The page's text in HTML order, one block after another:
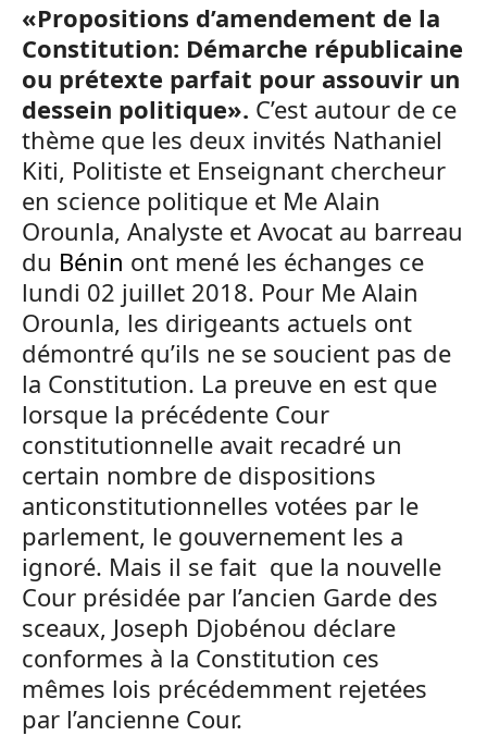
«Propositions d’amendement de la
Constitution: Démarche républicaine
ou prétexte parfait pour assouvir un
dessein politique». C’est autour de ce
thème que les deux invités Nathaniel
Kiti, Politiste et Enseignant chercheur
en science politique et Me Alain
Orounla, Analyste et Avocat au barreau
du Bénin ont mené les échanges ce
lundi 02 juillet 2018. Pour Me Alain
Orounla, les dirigeants actuels ont
démontré qu’ils ne se soucient pas de
la Constitution. La preuve en est que
lorsque la précédente Cour
constitutionnelle avait recadré un
certain nombre de dispositions
anticonstitutionnelles votées par le
parlement, le gouvernement les a
ignoré. Mais il se fait que la nouvelle
Cour présidée par l’ancien Garde des
sceaux, Joseph Djobénou déclare
conformes à la Constitution ces
mêmes lois précédemment rejetées
par l’ancienne Cour.